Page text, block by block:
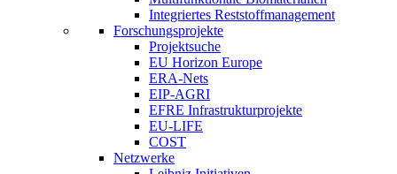
Integriertes Reststoffmanagement
Forschungsprojekte
Projektsuche
EU Horizon Europe
ERA-Nets
EIP-AGRI
EFRE Infrastrukturprojekte
EU-LIFE
COST
Netzwerke